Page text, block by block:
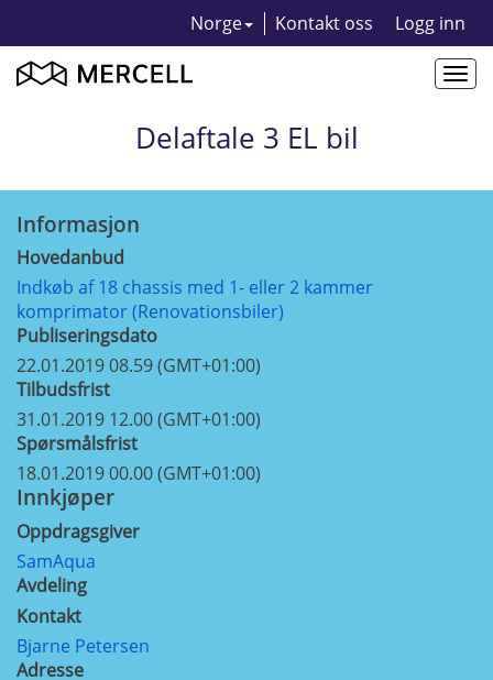
Norge Kontakt oss Logg inn
Delaftale 3 EL bil
Informasjon
Hovedanbud
Indkøb af 18 chassis med 1- eller 2 kammer
komprimator (Renovationsbiler)
Publiseringsdato
22.01.2019 08.59 (GMT+01:00)
Tilbudsfrist
31.01.2019 12.00 (GMT+01:00)
Spørsmålsfrist
18.01.2019 00.00 (GMT+01:00)
Innkjøper
Oppdragsgiver
SamAqua
Avdeling
Kontakt
Bjarne Petersen
Adresse